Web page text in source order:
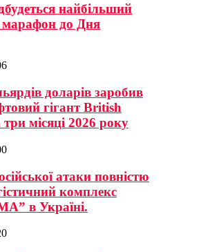
найбільший
марафон до Дня
доларів заробив
гігант British
місяці 2026 року
атаки повністю
комплекс
в Україні.